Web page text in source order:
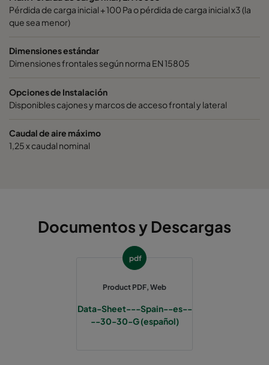
Pérdida de carga inicial + 100 Pa o pérdida de carga inicial x3 (la
que sea menor)
Dimensiones estándar
Dimensiones frontales según norma EN 15805
Opciones de Instalación
Disponibles cajones y marcos de acceso frontal y lateral
Caudal de aire máximo
1,25 x caudal nominal
Documentos y Descargas
pdf
Product PDF, Web
Data-Sheet---Spain--es--
--30-30-G (español)